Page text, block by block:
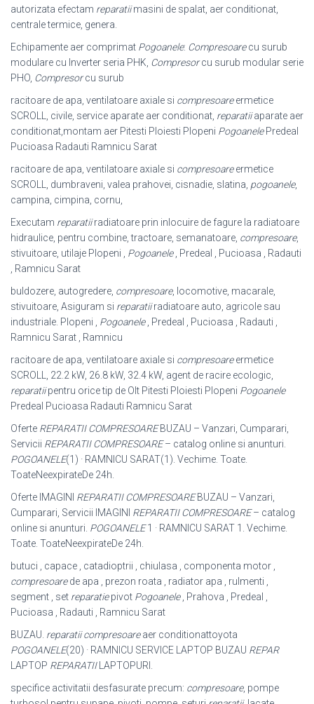
autorizata efectam reparatiimasini de spalat, aer conditionat,
centrale termice, genera.
Echipamente aer comprimat Pogoanele: Compresoarecu surub
modulare cu Inverter seria PHK, Compresorcu surub modular serie
PHO, Compresorcu surub
racitoare de apa, ventilatoare axiale si compresoareermetice
SCROLL, civile, service aparate aer conditionat, reparatiiaparate aer
conditionat,montam aer Pitesti Ploiesti Plopeni PogoanelePredeal
Pucioasa Radauti Ramnicu Sarat
racitoare de apa, ventilatoare axiale si compresoareermetice
SCROLL, dumbraveni, valea prahovei, cisnadie, slatina, pogoanele,
campina, cimpina, cornu,
Executam reparatiiradiatoare prin inlocuire de fagure la radiatoare
hidraulice, pentru combine, tractoare, semanatoare, compresoare,
stivuitoare, utilaje Plopeni , Pogoanele, Predeal , Pucioasa , Radauti
, Ramnicu Sarat
buldozere, autogredere, compresoare, locomotive, macarale,
stivuitoare, Asiguram si reparatiiradiatoare auto, agricole sau
industriale. Plopeni , Pogoanele, Predeal , Pucioasa , Radauti ,
Ramnicu Sarat , Ramnicu
racitoare de apa, ventilatoare axiale si compresoareermetice
SCROLL, 22.2 kW, 26.8 kW, 32.4 kW, agent de racire ecologic,
reparatiipentru orice tip de Olt Pitesti Ploiesti Plopeni Pogoanele
Predeal Pucioasa Radauti Ramnicu Sarat
Oferte REPARATII COMPRESOAREBUZAU – Vanzari, Cumparari,
Servicii REPARATII COMPRESOARE– catalog online si anunturi.
POGOANELE(1) · RAMNICU SARAT(1). Vechime. Toate.
ToateNeexpirateDe 24h.
Oferte IMAGINI REPARATII COMPRESOAREBUZAU – Vanzari,
Cumparari, Servicii IMAGINI REPARATII COMPRESOARE– catalog
online si anunturi. POGOANELE1 · RAMNICU SARAT 1. Vechime.
Toate. ToateNeexpirateDe 24h.
butuci , capace , catadioptrii , chiulasa , componenta motor ,
compresoarede apa , prezon roata , radiator apa , rulmenti ,
segment , set reparatiepivot Pogoanele, Prahova , Predeal ,
Pucioasa , Radauti , Ramnicu Sarat
BUZAU. reparatii compresoareaer conditionattoyota
POGOANELE(20) · RAMNICU SERVICE LAPTOP BUZAU REPAR
LAPTOP REPARATIILAPTOPURI.
specifice activitatii desfasurate precum: compresoare, pompe